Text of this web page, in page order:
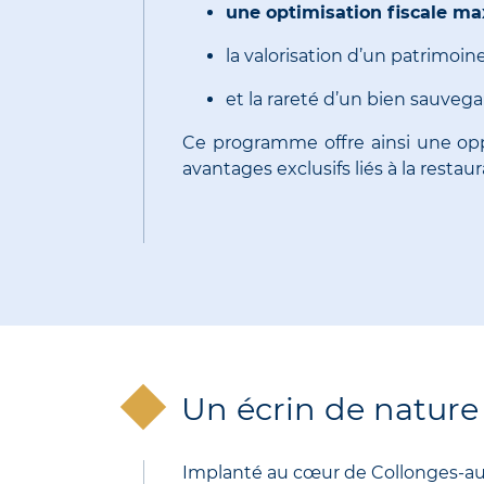
une optimisation fiscale
la valorisation d’un
et la rareté d’un bien
Ce programme offre ainsi une
avantages exclusifs liés à la
Un écrin de nature
Implanté au cœur de Collonges-